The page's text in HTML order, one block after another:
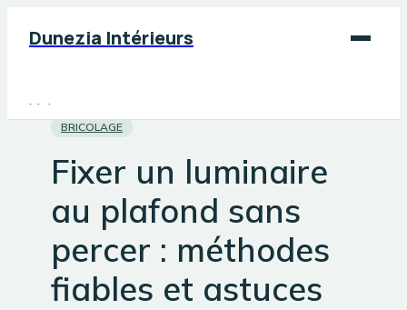
Dunezia Intérieurs
Maison
Jardinage
Bricolage
BRICOLAGE
Fixer un luminaire
au plafond sans
percer : méthodes
fiables et astuces